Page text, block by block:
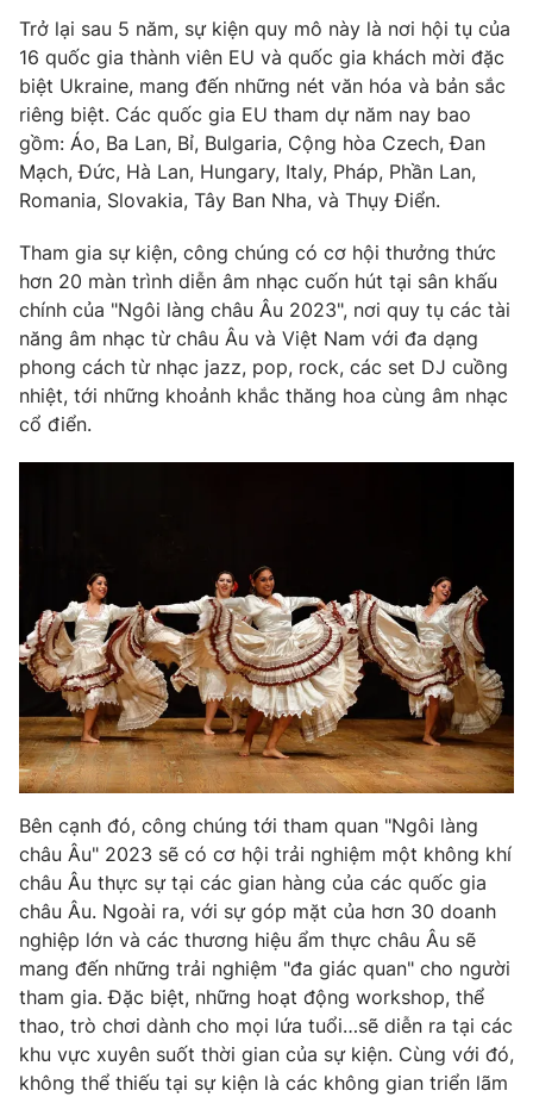
Hậu trường
Nhân vật
Khán giả
Giải sao mai
Giải trí
Điện ảnh
Âm nhạc
Sao
Đời sống
Du lịch
Làm đẹp
Giáo dục
Tuyển sinh
Học trực tuyến
Hitech Công nghệ tương lai
Sản phẩm
Thị trường
Tư vấn
Giao lưu trực tuyến
Lịch phát sóng
Infographic
Video Shorts video
VTV Money VTV Thể thao
VTV Sức khoẻ Bất động sản
Thị trường 24h Tấm lòng Việt
VTV4 Vươn mình bằng AI
VTV9 VTV8
Liên hệ tòa soạn English
Trở lại sau 5 năm, sự kiện quy mô này là nơi hội tụ của
16 quốc gia thành viên EU và quốc gia khách mời đặc
biệt Ukraine, mang đến những nét văn hóa và bản sắc
riêng biệt. Các quốc gia EU tham dự năm nay bao
gồm: Áo, Ba Lan, Bỉ, Bulgaria, Cộng hòa Czech, Đan
Mạch, Đức, Hà Lan, Hungary, Italy, Pháp, Phần Lan,
Romania, Slovakia, Tây Ban Nha, và Thụy Điển.
Tham gia sự kiện, công chúng có cơ hội thưởng thức
hơn 20 màn trình diễn âm nhạc cuốn hút tại sân khấu
chính của "Ngôi làng châu Âu 2023", nơi quy tụ các tài
năng âm nhạc từ châu Âu và Việt Nam với đa dạng
phong cách từ nhạc jazz, pop, rock, các set DJ cuồng
nhiệt, tới những khoảnh khắc thăng hoa cùng âm nhạc
cổ điển.
Bên cạnh đó, công chúng tới tham quan "Ngôi làng
châu Âu" 2023 sẽ có cơ hội trải nghiệm một không khí
châu Âu thực sự tại các gian hàng của các quốc gia
châu Âu. Ngoài ra, với sự góp mặt của hơn 30 doanh
nghiệp lớn và các thương hiệu ẩm thực châu Âu sẽ
mang đến những trải nghiệm "đa giác quan" cho người
tham gia. Đặc biệt, những hoạt động workshop, thể
thao, trò chơi dành cho mọi lứa tuổi…sẽ diễn ra tại các
khu vực xuyên suốt thời gian của sự kiện. Cùng với đó,
không thể thiếu tại sự kiện là các không gian triển lãm